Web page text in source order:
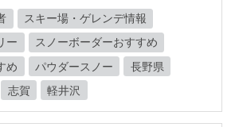
スキー場・ゲレンデ情報
ー
スノーボーダーおすすめ
め
パウダースノー
長野県
志賀 軽井沢